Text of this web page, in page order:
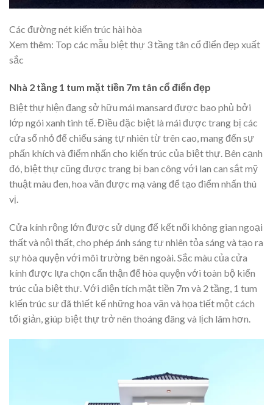
Các đường nét kiến trúc hài hòa
Xem thêm: Top các mẫu biệt thự 3 tầng tân cổ điển đẹp xuất
sắc
Nhà 2 tầng 1 tum mặt tiền 7m tân cổ điển đẹp
Biệt thự hiện đang sở hữu mái mansard được bao phủ bởi
lớp ngói xanh tinh tế. Điều đặc biệt là mái được trang bị các
cửa sổ nhỏ để chiếu sáng tự nhiên từ trên cao, mang đến sự
phấn khích và điểm nhấn cho kiến trúc của biệt thự. Bên cạnh
đó, biệt thự cũng được trang bị ban công với lan can sắt mỹ
thuật màu đen, hoa văn được mạ vàng để tạo điểm nhấn thú
vị.
Cửa kính rộng lớn được sử dụng để kết nối không gian ngoại
thất và nội thất, cho phép ánh sáng tự nhiên tỏa sáng và tạo ra
sự hòa quyện với môi trường bên ngoài. Sắc màu của cửa
kính được lựa chọn cẩn thận để hòa quyện với toàn bộ kiến
trúc của biệt thự. Với diện tích mặt tiền 7m và 2 tầng, 1 tum
kiến trúc sư đã thiết kế những hoa văn và họa tiết một cách
tối giản, giúp biệt thự trở nên thoáng đãng và lịch lãm hơn.